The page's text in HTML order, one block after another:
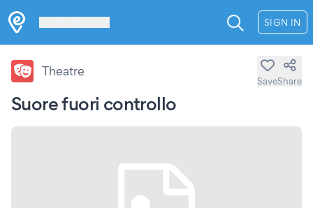
SIGN IN
Suore fuori controllo
Theatre
SaveShare